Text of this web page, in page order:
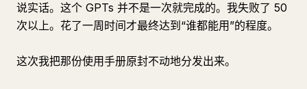
说实话。这个 GPTs 并不是一次就完成的。我失败了 50
次以上。花了一周时间才最终达到“谁都能用”的程度。
这次我把那份使用手册原封不动地分发出来。